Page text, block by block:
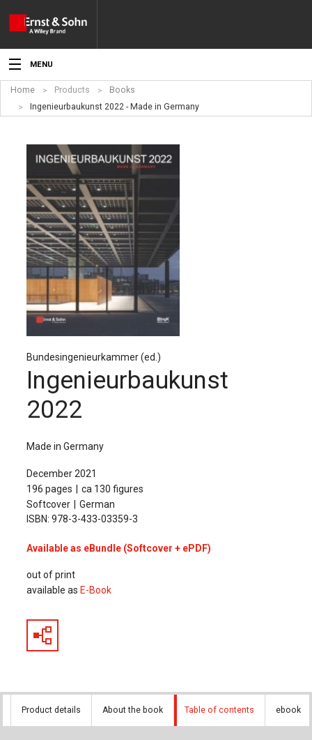
MENU
News
Topics
Products
Media
Service
For Authors
The Publishing House
Home Products
Books
Ingenieurbaukunst 2022 - Made in Germany
Bundesingenieurkammer (ed.)
Ingenieurbaukunst
2022
Made in Germany
December 2021
196 pages
ca 130 figures
Softcover
German
ISBN: 978-3-433-03359-3
Available as eBundle (Softcover + ePDF)
out of print
available as E-Book
Product details About the book Table of contents ebook